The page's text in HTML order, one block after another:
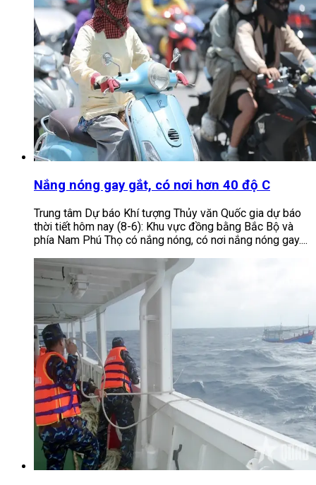
Nắng nóng gay gắt, có nơi hơn 40 độ C
Trung tâm Dự báo Khí tượng Thủy văn Quốc gia dự báo
thời tiết hôm nay (8-6): Khu vực đồng bằng Bắc Bộ và
phía Nam Phú Thọ có nắng nóng, có nơi nắng nóng gay....